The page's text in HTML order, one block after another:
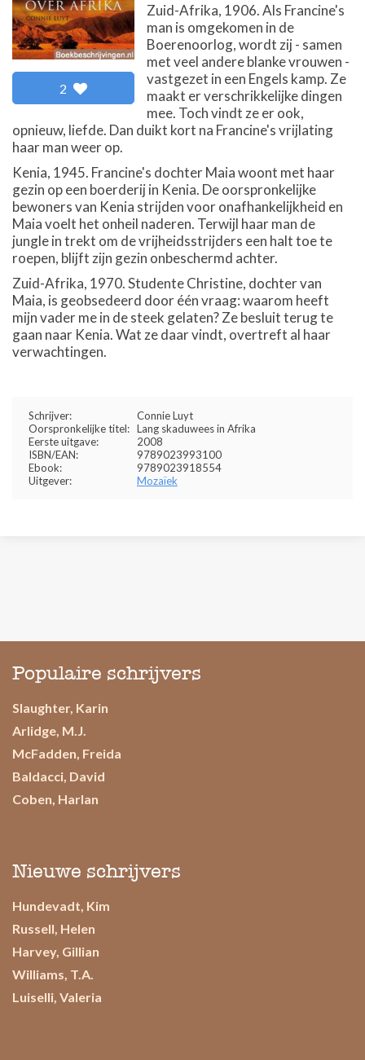
2
Zuid-Afrika, 1906. Als Francine's
man is omgekomen in de
Boerenoorlog, wordt zij - samen
met veel andere blanke vrouwen -
vastgezet in een Engels kamp. Ze
maakt er verschrikkelijke dingen
mee. Toch vindt ze er ook,
opnieuw, liefde. Dan duikt kort na Francine's vrijlating
haar man weer op.
Kenia, 1945. Francine's dochter Maia woont met haar
gezin op een boerderij in Kenia. De oorspronkelijke
bewoners van Kenia strijden voor onafhankelijkheid en
Maia voelt het onheil naderen. Terwijl haar man de
jungle in trekt om de vrijheidsstrijders een halt toe te
roepen, blijft zijn gezin onbeschermd achter.
Zuid-Afrika, 1970. Studente Christine, dochter van
Maia, is geobsedeerd door één vraag: waarom heeft
mijn vader me in de steek gelaten? Ze besluit terug te
gaan naar Kenia. Wat ze daar vindt, overtreft al haar
verwachtingen.
Schrijver:
Connie Luyt
Oorspronkelijke titel: Lang skaduwees in Afrika
Eerste uitgave:
2008
ISBN/EAN:
9789023993100
Ebook:
9789023918554
Uitgever:
Mozaïek
Populaire schrijvers
Slaughter, Karin
Arlidge, M.J.
McFadden, Freida
Baldacci, David
Coben, Harlan
Nieuwe schrijvers
Hundevadt, Kim
Russell, Helen
Harvey, Gillian
Williams, T.A.
Luiselli, Valeria